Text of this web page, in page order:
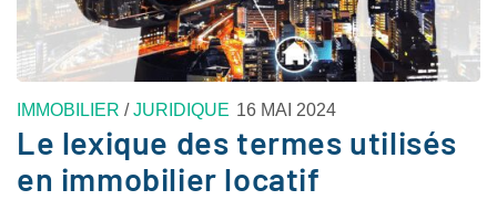
IMMOBILIER /JURIDIQUE 16 MAI 2024
Le lexique des termes utilisés
en immobilier locatif